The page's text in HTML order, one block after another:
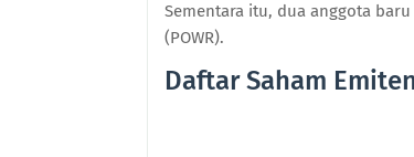
Sementara itu, dua anggota
(POWR).
Daftar Saham